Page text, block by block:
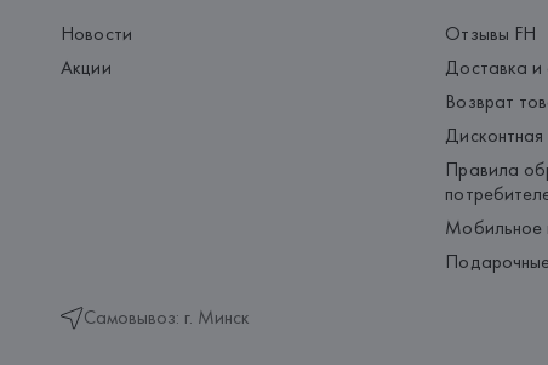
Новости
Акции
Самовывоз: г. Минск
Отзывы FH
Доставка и
Возврат
Правила
Мобильное